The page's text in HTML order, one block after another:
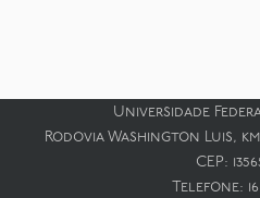
Universidade
Rodovia Washington Luis,
CEP:
Telefone: 16